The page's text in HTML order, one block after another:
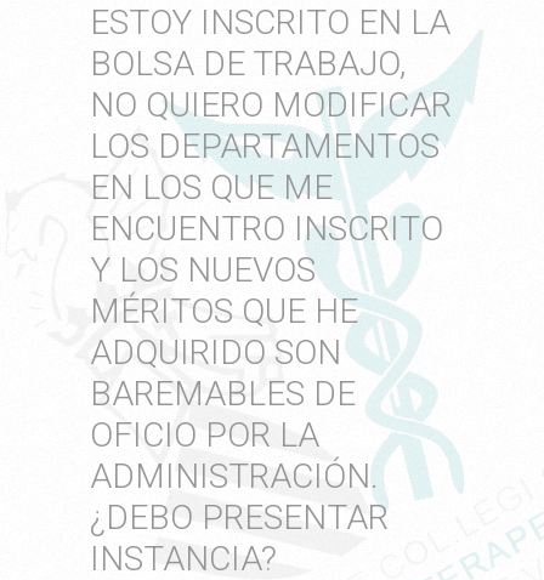
ESTOY INSCRITO EN LA
BOLSA DE TRABAJO,
NO QUIERO MODIFICAR
LOS DEPARTAMENTOS
EN LOS QUE ME
ENCUENTRO INSCRITO
Y LOS NUEVOS
MÉRITOS QUE HE
ADQUIRIDO SON
BAREMABLES DE
OFICIO POR LA
ADMINISTRACIÓN.
¿DEBO PRESENTAR
INSTANCIA?